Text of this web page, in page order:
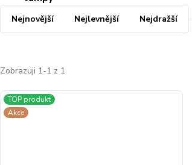
Nejnovější Nejlevnější Nejdražší
Zobrazuji 1-1 z 1
TOP produkt
Akce